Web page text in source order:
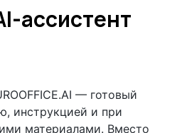
ассистент
— готовый
инструкцией и при
материалами. Вместо